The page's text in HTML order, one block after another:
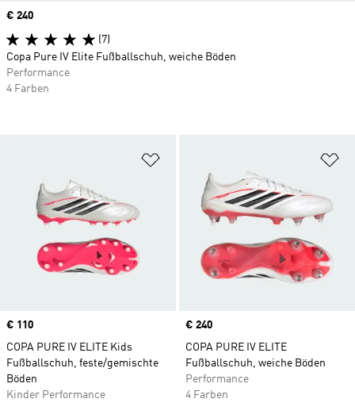
Price
€ 110
COPA PURE IV ELITE Kids
Fußballschuh, feste/gemischte
Böden
Kinder Performance
Price
€ 240
COPA PURE IV ELITE
Fußballschuh, weiche Böden
Performance
4 Farben
Price
€ 240
(7)
Copa Pure IV Elite Fußballschuh, weiche Böden
Performance
4 Farben